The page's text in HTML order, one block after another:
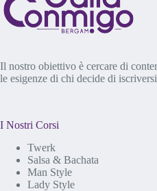
Il nostro obiettivo è cercare di
le esigenze di chi decide di
I Nostri Corsi
Twerk
Salsa & Bachata
Man Style
Lady Style